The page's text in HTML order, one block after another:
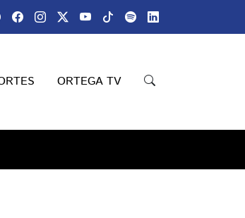
ORTEGA TV